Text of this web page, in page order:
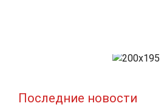
Последние новости